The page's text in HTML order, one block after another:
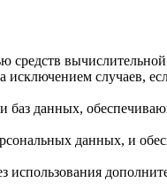
средств
случаев,
данных,
данных, и
использования